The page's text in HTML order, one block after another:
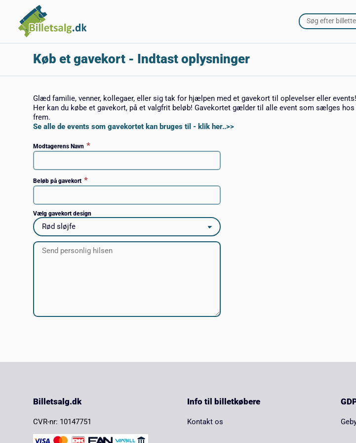
Køb et gavekort - Indtast oplysninger
Glæd familie, venner, kollegaer, eller sig tak for hjælpen med et gavekort til oplevelser eller events!
Her kan du købe et gavekort, på et valgfrit beløb! Gavekortet gælder til alle event som sælges
frem.
Se alle de events som gavekortet kan bruges til - klik her..>>
Modtagerens Navn *
Beløb på gavekort *
Vælg gavekort design
Billetsalg.dk
CVR-nr: 10147751
Info til billetkøbere
Kontakt os